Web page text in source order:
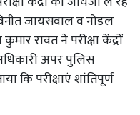
जायसवाल व नोडल
रावत ने परीक्षा केंद्रों
अपर पुलिस
कि परीक्षाएं शांतिपूर्ण